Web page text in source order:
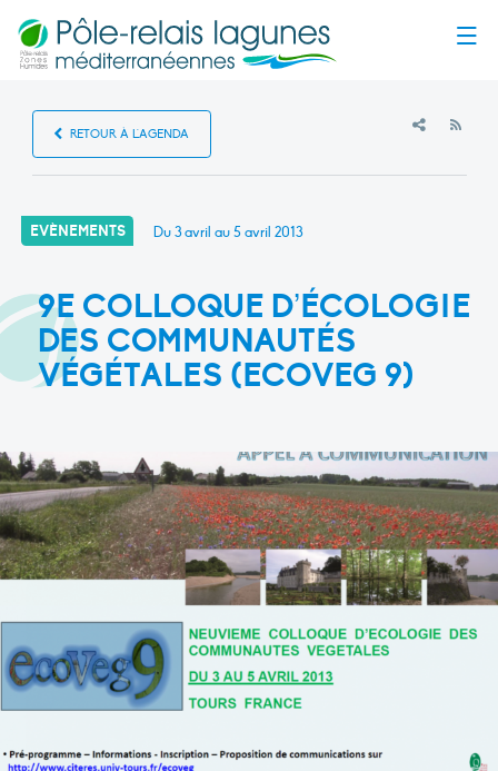
RETOUR À L'AGENDA
EVÈNEMENTS Du 3 avril au 5 avril 2013
9E COLLOQUE D’ÉCOLOGIE
DES COMMUNAUTÉS
VÉGÉTALES (ECOVEG 9)